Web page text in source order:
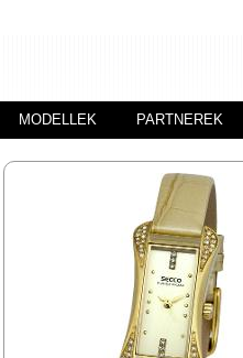
MODELLEK PARTNEREK